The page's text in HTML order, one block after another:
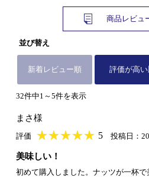
商品レビュ
並び替え
新着レビュー順 評価が高い
32件中1～5件を表示
まさ様
評価 ★★★★★
★★★★★ 5 投稿日：
美味しい！
初めて購入しました。ナッツが一杯で